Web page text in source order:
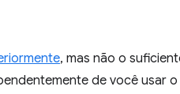
, mas não o
de você usar